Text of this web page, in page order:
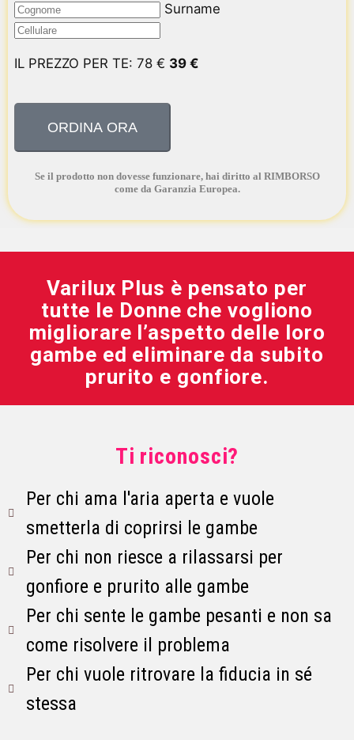
Surname
IL PREZZO PER TE: 78 € 39 €
Se il prodotto non dovesse funzionare, hai diritto al RIMBORSO
come da Garanzia Europea.
Varilux Plus è pensato per
tutte le Donne che vogliono
migliorare l’aspetto delle loro
gambe ed eliminare da subito
prurito e gonfiore.
Ti riconosci?
Per chi ama l'aria aperta e vuole
smetterla di coprirsi le gambe
Per chi non riesce a rilassarsi per
gonfiore e prurito alle gambe
Per chi sente le gambe pesanti e non sa
come risolvere il problema
Per chi vuole ritrovare la fiducia in sé
stessa